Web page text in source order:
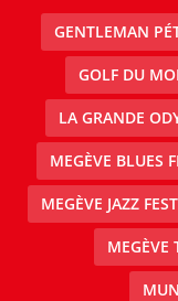
GENTLEMAN
GOLF DU
LA GRANDE
MEGÈVE BLUES
MEGÈVE JAZZ
MEGÈVE